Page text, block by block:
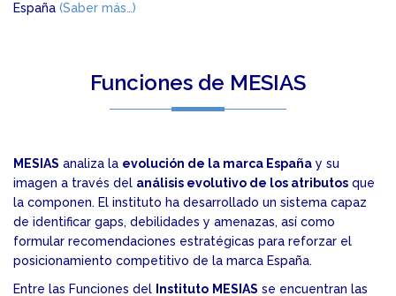
España (Saber más…)
Funciones de MESIAS
MESIAS analiza la evolución de la marca España y su
imagen a través del análisis evolutivo de los atributos que
la componen. El instituto ha desarrollado un sistema capaz
de identificar gaps, debilidades y amenazas, así como
formular recomendaciones estratégicas para reforzar el
posicionamiento competitivo de la marca España.
Entre las Funciones del Instituto MESIAS se encuentran las